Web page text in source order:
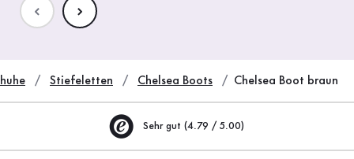
Stiefeletten Chelsea Boots Chelsea Boot braun
Sehr gut (4.79 / 5.00)